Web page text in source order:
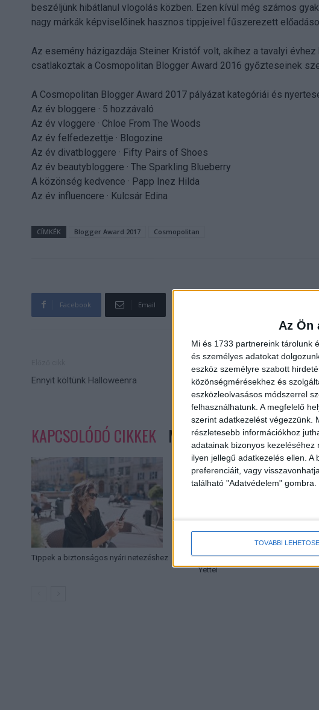
Az Ön
Mi és 1733 partnereink tárolunk
és személyes adatokat
eszköz személyre szabott
közönségmérésekhez és
eszközleolvasásos módszerrel
felhasználhatunk. A megfelelő
szerint adatkezelést végezzünk.
részletesebb információkhoz
adatainak bizonyos
ilyen jellegű adatkezelés ellen.
preferenciáit, vagy
található "Adatvédelem" gombra.
TOVÁBBI
beszéljünk hibátlanul vlogolás közben. Ezen kívül még számos
nagy márkák képviselőinek hasznos tippjeivel fűszerezett
Az esemény házigazdája Steiner Kristóf volt, akihez a tavalyi
csatlakoztak a Cosmopolitan Blogger Award 2016 győzteseinek
A Cosmopolitan Blogger Award 2017 pályázat kategóriái és
Az év bloggere · 5 hozzávaló
Az év vloggere · Chloe From The Woods
Az év felfedezettje · Blogozine
Az év divatbloggere · Fifty Pairs of Shoes
Az év beautybloggere · The Sparkling Blueberry
A közönség kedvence · Papp Inez Hilda
Az év influencere · Kulcsár Edina
CÍMKÉK Blogger Award 2017 Cosmopolitan
Facebook Email
Ennyit költünk Halloweenra
KAPCSOLÓDÓ CIKKEK MORE FROM AUTHOR
Tippek a biztonságos nyári netezéshez
Vezetékes internet szolgáltatását
Yettel